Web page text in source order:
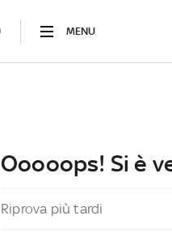
MENU
Ooooops! Si è
Riprova più tardi